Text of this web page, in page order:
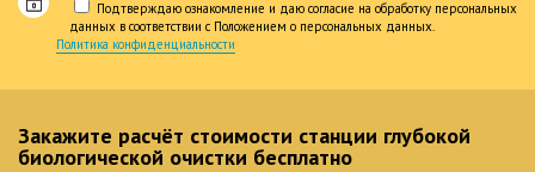
Подтверждаю ознакомление и даю согласие на обработку персональных
данных в соответствии с Положением о персональных данных.
Политика конфиденциальности
Закажите расчёт стоимости станции глубокой
биологической очистки бесплатно